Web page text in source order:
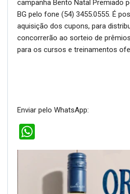
campanha Bento Natal Premiado
BG pelo fone (54) 3455.0555. É
aquisição dos cupons, para
concorrerão ao sorteio de
para os cursos e treinamentos
Enviar pelo WhatsApp: